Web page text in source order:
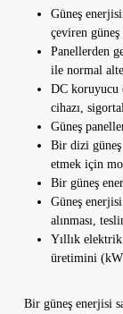
Güneş
çeviren güneş
Panellerden
ile normal
DC koruyucu
cihazı,
Güneş
Bir dizi güneş
etmek için
Bir güneş
Güneş
alınması,
Yıllık
üretimini
Bir güneş enerjisi